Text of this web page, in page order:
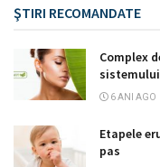
ŞTIRI RECOMANDATE
Complex
6 ANI AGO
Etapele
pas